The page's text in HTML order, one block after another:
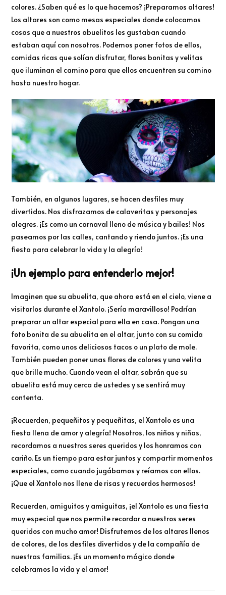
colores. ¿Saben qué es lo que hacemos? ¡Preparamos altares!
Los altares son como mesas especiales donde colocamos
cosas que a nuestros abuelitos les gustaban cuando
estaban aquí con nosotros. Podemos poner fotos de ellos,
comidas ricas que solían disfrutar, flores bonitas y velitas
que iluminan el camino para que ellos encuentren su camino
hasta nuestro hogar.
También, en algunos lugares, se hacen desfiles muy
divertidos. Nos disfrazamos de calaveritas y personajes
alegres. ¡Es como un carnaval lleno de música y bailes! Nos
paseamos por las calles, cantando y riendo juntos. ¡Es una
fiesta para celebrar la vida y la alegría!
¡Un ejemplo para entenderlo mejor!
Imaginen que su abuelita, que ahora está en el cielo, viene a
visitarlos durante el Xantolo. ¡Sería maravilloso! Podrían
preparar un altar especial para ella en casa. Pongan una
foto bonita de su abuelita en el altar, junto con su comida
favorita, como unos deliciosos tacos o un plato de mole.
También pueden poner unas flores de colores y una velita
que brille mucho. Cuando vean el altar, sabrán que su
abuelita está muy cerca de ustedes y se sentirá muy
contenta.
¡Recuerden, pequeñitos y pequeñitas, el Xantolo es una
fiesta llena de amor y alegría! Nosotros, los niños y niñas,
recordamos a nuestros seres queridos y los honramos con
cariño. Es un tiempo para estar juntos y compartir momentos
especiales, como cuando jugábamos y reíamos con ellos.
¡Que el Xantolo nos llene de risas y recuerdos hermosos!
Recuerden, amiguitos y amiguitas, ¡el Xantolo es una fiesta
muy especial que nos permite recordar a nuestros seres
queridos con mucho amor! Disfrutemos de los altares llenos
de colores, de los desfiles divertidos y de la compañía de
nuestras familias. ¡Es un momento mágico donde
celebramos la vida y el amor!